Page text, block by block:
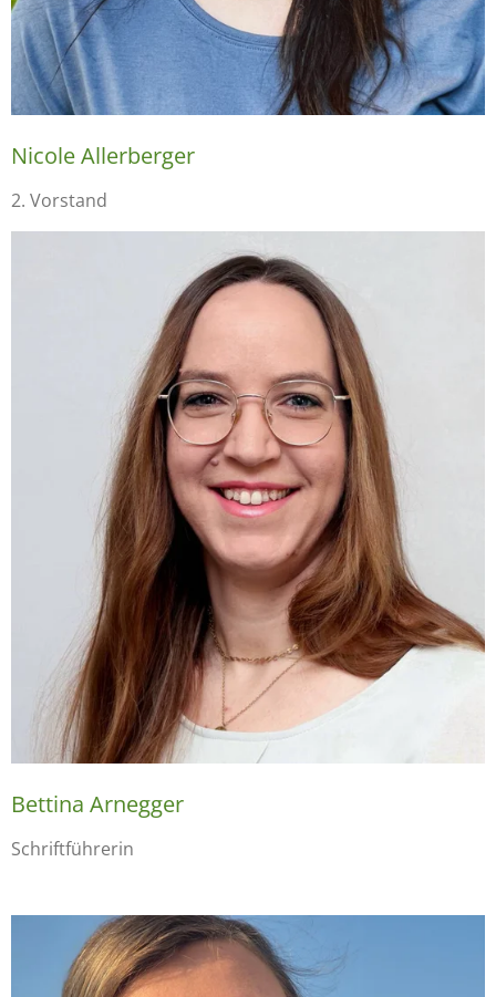
Nicole Allerberger
2. Vorstand
Bettina Arnegger
Schriftführerin